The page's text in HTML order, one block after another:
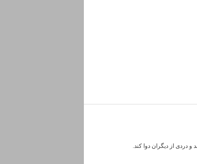
دردی از دیگران دوا کند.